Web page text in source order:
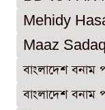
Mehidy
Maaz
বাংলাদেশ বনাম
বাংলাদেশ বনাম